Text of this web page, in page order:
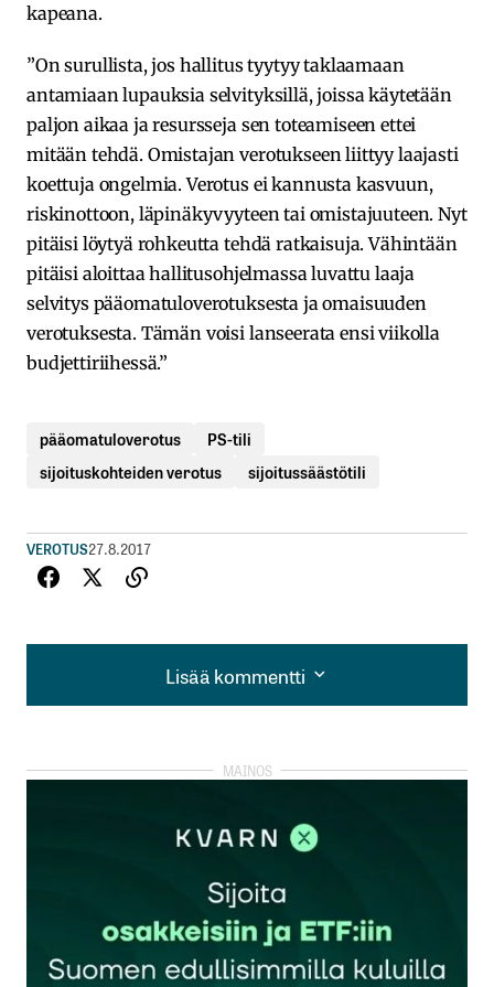
kapeana.
”On surullista, jos hallitus tyytyy taklaamaan
antamiaan lupauksia selvityksillä, joissa käytetään
paljon aikaa ja resursseja sen toteamiseen ettei
mitään tehdä. Omistajan verotukseen liittyy laajasti
koettuja ongelmia. Verotus ei kannusta kasvuun,
riskinottoon, läpinäkyvyyteen tai omistajuuteen. Nyt
pitäisi löytyä rohkeutta tehdä ratkaisuja. Vähintään
pitäisi aloittaa hallitusohjelmassa luvattu laaja
selvitys pääomatuloverotuksesta ja omaisuuden
verotuksesta. Tämän voisi lanseerata ensi viikolla
budjettiriihessä.”
pääomatuloverotus
PS-tili
sijoituskohteiden verotus
sijoitussäästötili
VEROTUS27.8.2017
Lisää kommentti
Lisää kommentti
kirjautua
rekisteröityä